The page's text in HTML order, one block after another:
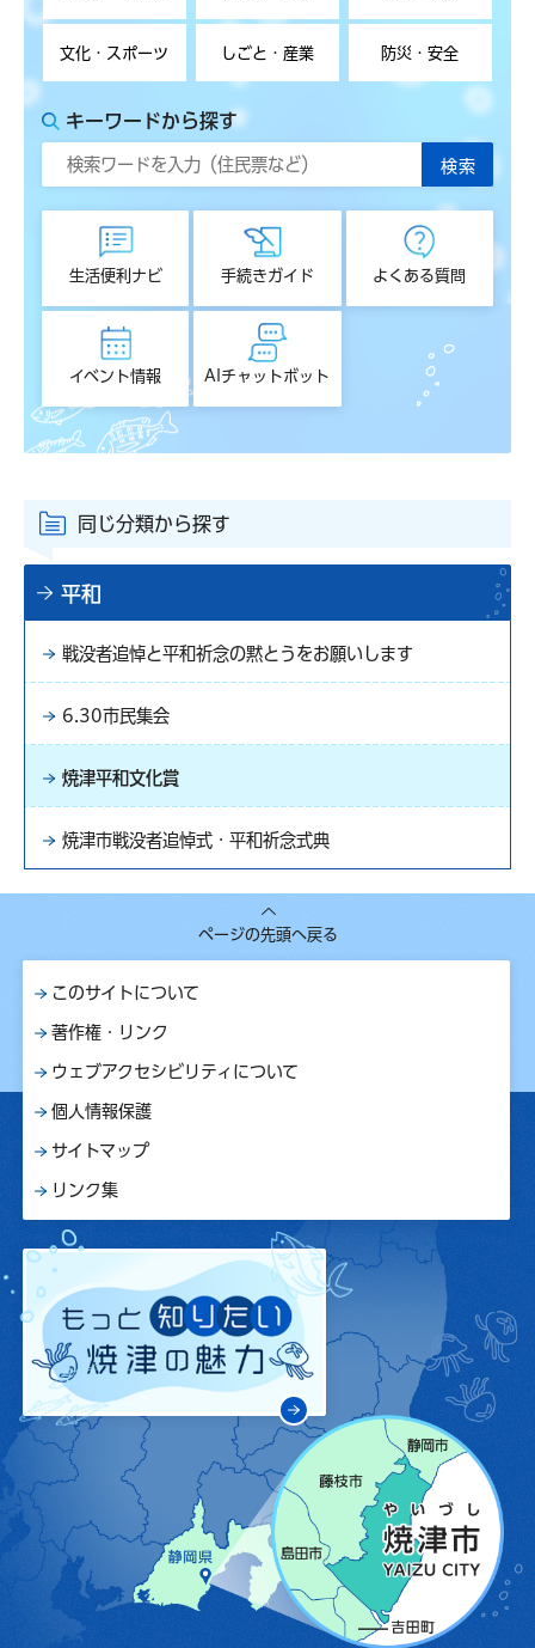
文化・スポーツ しごと・産業 防災・安全
キーワードから探す
生活便利ナビ 手続きガイド よくある質問
イベント情報 AIチャットボット
同じ分類から探す
平和
戦没者追悼と平和祈念の黙とうをお願いします
6.30市民集会
焼津平和文化賞
焼津市戦没者追悼式・平和祈念式典
ページの先頭へ戻る
このサイトについて
著作権・リンク
ウェブアクセシビリティについて
個人情報保護
サイトマップ
リンク集